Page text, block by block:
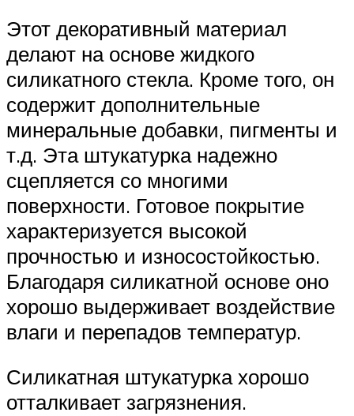
Этот декоративный материал
делают на основе жидкого
силикатного стекла. Кроме того, он
содержит дополнительные
минеральные добавки, пигменты и
т.д. Эта штукатурка надежно
сцепляется со многими
поверхности. Готовое покрытие
характеризуется высокой
прочностью и износостойкостью.
Благодаря силикатной основе оно
хорошо выдерживает воздействие
влаги и перепадов температур.
Силикатная штукатурка хорошо
отталкивает загрязнения.